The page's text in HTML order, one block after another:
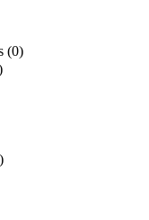
(0)